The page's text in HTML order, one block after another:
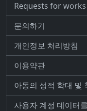
Requests for works
문의하기
개인정보 처리방침
이용약관
아동의 성적 학대 및
사용자 계정 데이터